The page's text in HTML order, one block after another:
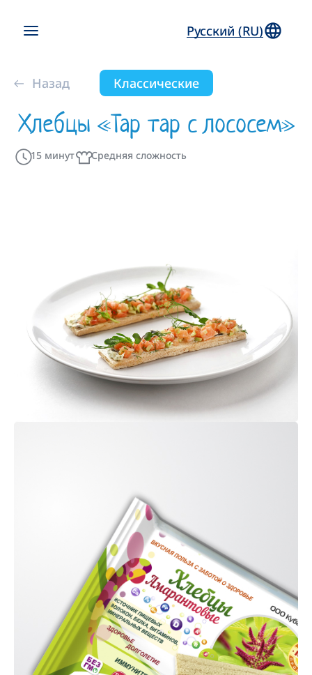
Русский (RU)
Назад Классические
Хлебцы «Тар тар с лососем»
15 минут Средняя сложность